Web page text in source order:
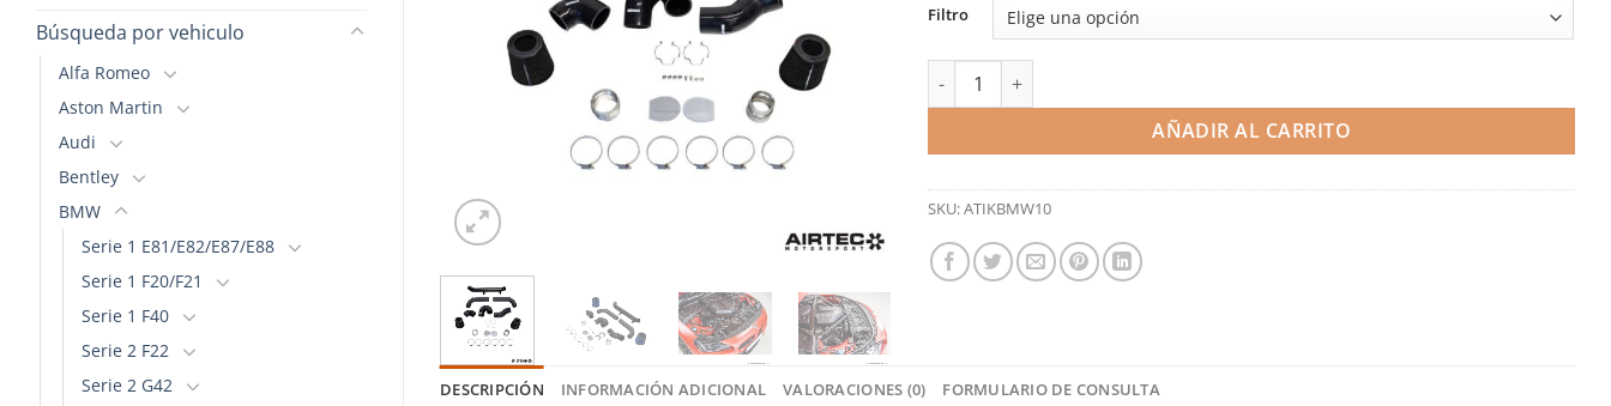
Búsqueda por vehiculo
Alfa Romeo
Aston Martin
Audi
Bentley
BMW
Serie 1 E81/E82/E87/E88
Serie 1 F20/F21
Serie 1 F40
Serie 2 F22
Serie 2 G42
Filtro
Kit de admisión frontal - BMW G87 M2 / G80 M3 / G82 M4 (Airtec) cantidad
AÑADIR AL CARRITO
SKU:ATIKBMW10
DESCRIPCIÓN INFORMACIÓN ADICIONAL VALORACIONES (0) FORMULARIO DE CONSULTA